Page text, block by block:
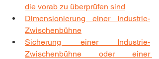
die vorab zu überprüfen sind
Dimensionierung einer Industrie-
Zwischenbühne
Sicherung einer Industrie-
Zwischenbühne oder einer